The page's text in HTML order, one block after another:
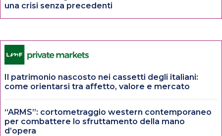
una crisi senza precedenti
Il patrimonio nascosto nei cassetti degli italiani:
come orientarsi tra affetto, valore e mercato
“ARMS”: cortometraggio western contemporaneo
per combattere lo sfruttamento della mano
d’opera